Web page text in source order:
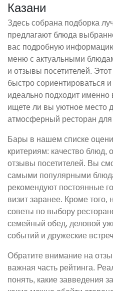
Казани
Здесь собрана подборка
предлагают блюда
вас подробную
меню с актуальными
и отзывы посетителей.
быстро сориентироваться
идеально подходит именно
ищете ли вы уютное место
атмосферный ресторан для
Бары в нашем списке
критериям: качество блюд,
отзывы посетителей. Вы
самыми популярными
рекомендуют постоянные
визит заранее. Кроме того,
советы по выбору
семейный обед, деловой
событий и дружеские
Обратите внимание на
важная часть рейтинга.
понять, какие завведения